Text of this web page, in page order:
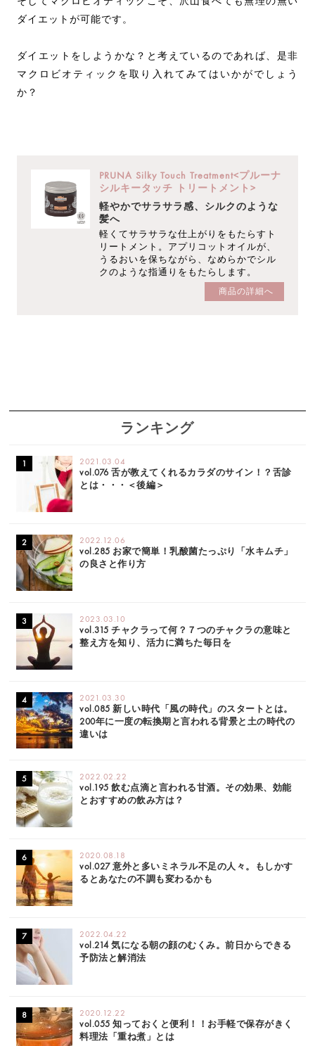
ダイエットが可能です。
ダイエットをしようかな？と考えているのであれば、是非
マクロビオティックを取り入れてみてはいかがでしょう
か？
PRUNA Silky Touch Treatment<プルーナ
シルキータッチ トリートメント>
軽やかでサラサラ感、シルクのような
髪へ
軽くてサラサラな仕上がりをもたらすト
リートメント。アプリコットオイルが、
うるおいを保ちながら、なめらかでシル
クのような指通りをもたらします。
商品の詳細へ
ランキング
2021.03.04
vol.076 舌が教えてくれるカラダのサイン！？舌診
とは・・・＜後編＞
2022.12.06
vol.285 お家で簡単！乳酸菌たっぷり「水キムチ」
の良さと作り方
2023.03.10
vol.315 チャクラって何？７つのチャクラの意味と
整え方を知り、活力に満ちた毎日を
2021.03.30
vol.085 新しい時代「風の時代」のスタートとは。
200年に一度の転換期と言われる背景と土の時代の
違いは
2022.02.22
vol.195 飲む点滴と言われる甘酒。その効果、効能
とおすすめの飲み方は？
2020.08.18
vol.027 意外と多いミネラル不足の人々。もしかす
るとあなたの不調も変わるかも
2022.04.22
vol.214 気になる朝の顔のむくみ。前日からできる
予防法と解消法
2020.12.22
vol.055 知っておくと便利！！お手軽で保存がきく
料理法「重ね煮」とは